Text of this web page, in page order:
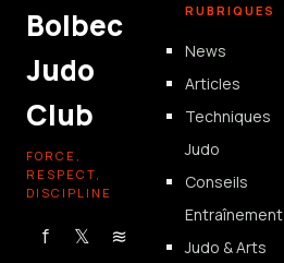
Bolbec
Judo
Club
FORCE,
RESPECT,
DISCIPLINE
f 𝕏 ≋
RUBRIQUES
News
Articles
Techniques
Judo
Conseils
Entraînement
Judo & Arts